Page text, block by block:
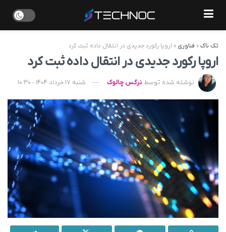
تک ناک» فناوری » اروپا رکورد جدیدی در انتقال داده‌ ثبت کرد
اروپا رکورد جدیدی در انتقال داده‌ ثبت کرد
نوشته شده توسط نرگس چالوک شنبه 17 خرداد 1404 - 10:30